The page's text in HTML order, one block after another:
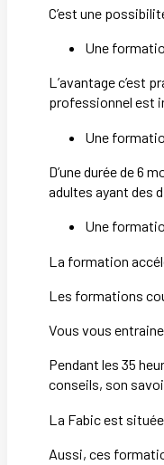
C’est une
Une
L’avantage c’est
professionnel est
Une
D’une durée de 6
adultes ayant des
Une
La formation
Les formations
Vous vous
Pendant les 35
conseils, son
La Fabic est
Aussi, ces